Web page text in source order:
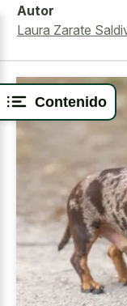
Contenido
Autor
Laura Zarate